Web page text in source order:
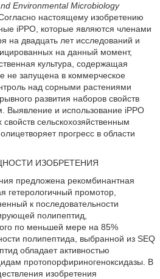
Environmental Microbiology
настоящему изобретению
iPPO, которые являются членами
на двадцать лет исследований и
на данный момент,
культура, содержащая
не запущена в коммерческое
над сорными растениями
развития наборов свойств
Выявление и использование iPPO
сельскохозяйственным
прогресс в области
ИЗОБРЕТЕНИЯ
предложена рекомбинантная
промотор,
к последовательности
полипептид,
по меньшей мере на 85%
полипептида, выбранной из SEQ
обладает активностью
протопорфириногеноксидазы. В
изобретения